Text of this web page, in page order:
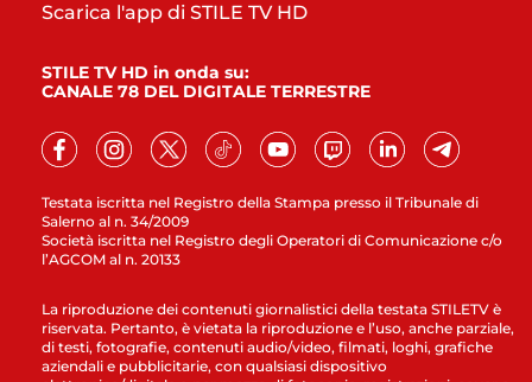
Testata iscritta nel Registro della Stampa presso il Tribunale di
Salerno al n. 34/2009
Società iscritta nel Registro degli Operatori di Comunicazione c/o
l’AGCOM al n. 20133
Scarica l'app di STILE TV HD
STILE TV HD in onda su:
CANALE 78 DEL DIGITALE TERRESTRE
La riproduzione dei contenuti giornalistici della testata STILETV è
riservata. Pertanto, è vietata la riproduzione e l’uso, anche parziale,
di testi, fotografie, contenuti audio/video, filmati, loghi, grafiche
aziendali e pubblicitarie, con qualsiasi dispositivo